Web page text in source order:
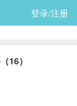
登录/注册
16）